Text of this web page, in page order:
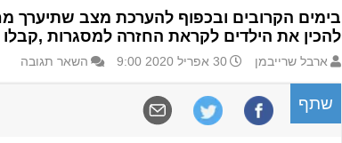
בימים הקרובים ובכפוף להערכת מצב שתיערך
להכין את הילדים לקראת החזרה למסגרות
ארבל שרייבמן 30 אפריל 2020 9:00 השאר תגובה
שתף